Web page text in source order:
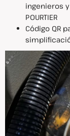
ingenieros
POURTIER
Código QR